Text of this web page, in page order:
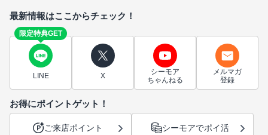
最新情報はここからチェック！
限定特典GET
LINE X
シーモア
ちゃんねる
メルマガ
登録
お得にポイントゲット！
ご来店ポイント シーモアでポイ活